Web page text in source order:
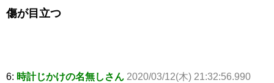
傷が目立つ
6: 時計じかけの名無しさん 2020/03/12(木) 21:32:56.990